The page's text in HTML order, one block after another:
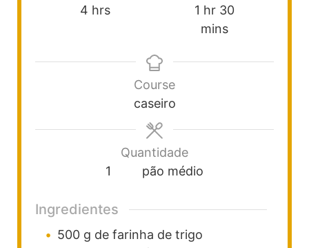
4 hrs
1 hr 30
mins
Course
caseiro
Quantidade
1
pão médio
Ingredientes
500 g de farinha de trigo